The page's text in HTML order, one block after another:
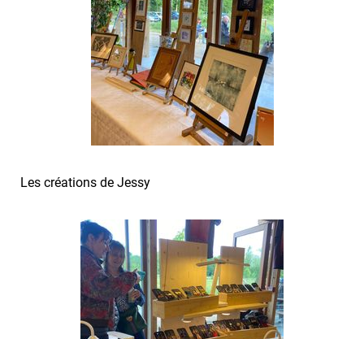
Les créations de Jessy